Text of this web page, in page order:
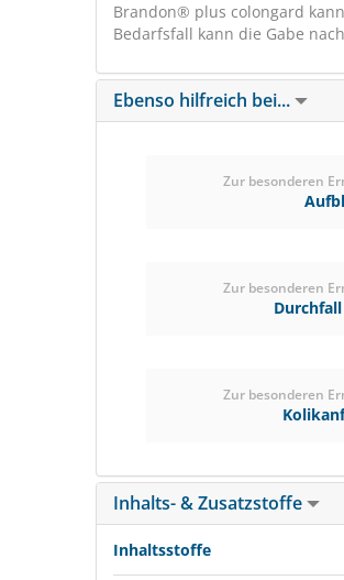
Brandon® plus colongard
Bedarfsfall kann die Gabe
Ebenso hilfreich bei...
Zur besonderen
Zur besonderen
Zur besonderen
Inhalts- & Zusatzstoffe
Inhaltsstoffe